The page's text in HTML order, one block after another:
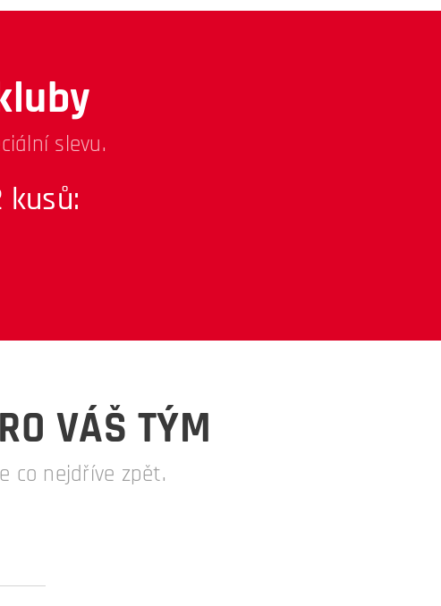
slevu.
kusů:
VÁŠ TÝM
co nejdříve zpět.